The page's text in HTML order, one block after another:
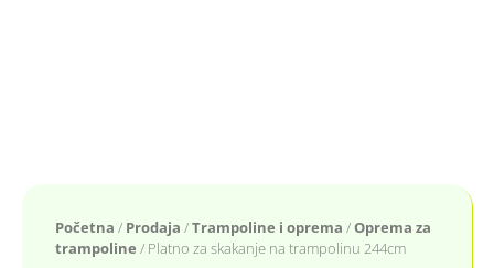
Početna / Prodaja /Trampoline i oprema /Oprema za
trampoline / Platno za skakanje na trampolinu 244cm